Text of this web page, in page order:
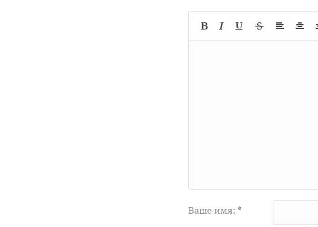
Ваше имя: *